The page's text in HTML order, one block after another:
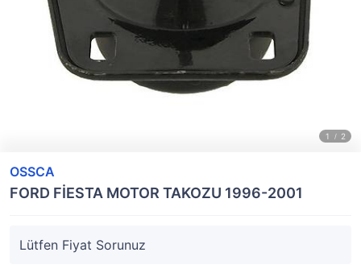
OSSCA
FORD FİESTA MOTOR TAKOZU 1996-2001
Lütfen Fiyat Sorunuz